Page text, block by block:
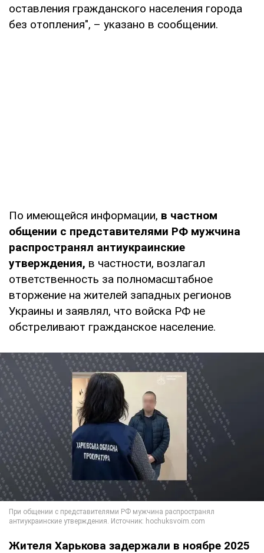
оставления гражданского населения города
без отопления", – указано в сообщении.
По имеющейся информации, в частном
общении с представителями РФ мужчина
распространял антиукраинские
утверждения, в частности, возлагал
ответственность за полномасштабное
вторжение на жителей западных регионов
Украины и заявлял, что войска РФ не
обстреливают гражданское население.
Жителя Харькова задержали в ноябре 2025